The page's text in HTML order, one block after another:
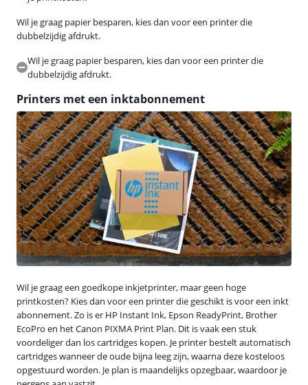
Wil je graag papier besparen, kies dan voor een printer die
dubbelzijdig afdrukt.
Wil je graag papier besparen, kies dan voor een printer die
dubbelzijdig afdrukt.
Printers met een inktabonnement
Wil je graag een goedkope inkjetprinter, maar geen hoge
printkosten? Kies dan voor een printer die geschikt is voor een inkt
abonnement. Zo is er HP Instant Ink, Epson ReadyPrint, Brother
EcoPro en het Canon PIXMA Print Plan. Dit is vaak een stuk
voordeliger dan los cartridges kopen. Je printer bestelt automatisch
cartridges wanneer de oude bijna leeg zijn, waarna deze kosteloos
opgestuurd worden. Je plan is maandelijks opzegbaar, waardoor je